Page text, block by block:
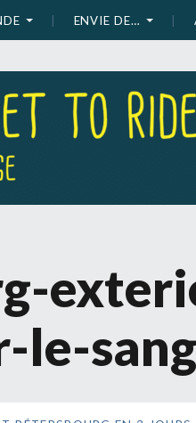
ENVIE DE…